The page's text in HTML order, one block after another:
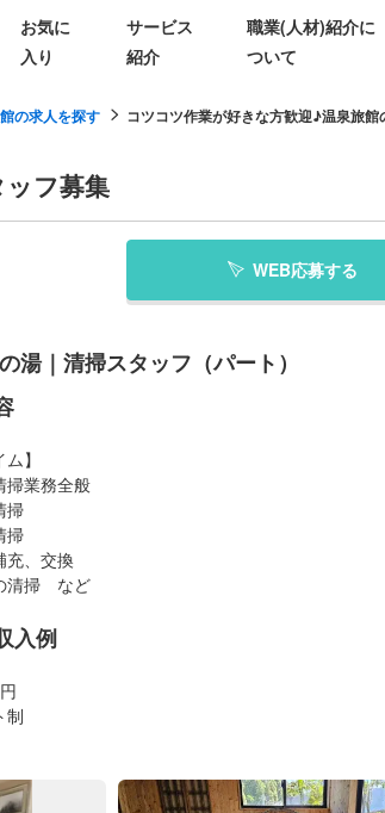
お気に
入り
サービス
紹介
職業(人材)紹介に
ついて
の求人を探す コツコツ作業が好きな方歓迎♪温泉旅館
フ募集
WEB応募する
湯｜清掃スタッフ（パート）
】
業務全般
掃
掃
、交換
清掃 など
入例
制